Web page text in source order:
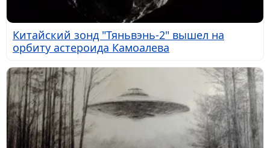
Китайский зонд "Тяньвэнь-2" вышел на
орбиту астероида Камоалева